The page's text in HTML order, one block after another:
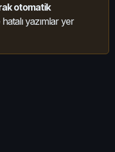
otomatik
yazımlar yer